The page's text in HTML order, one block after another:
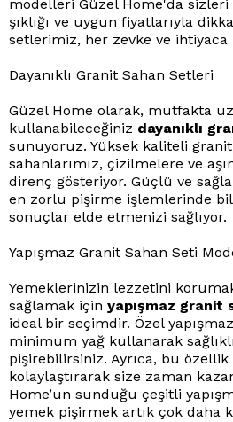
modelleri Güzel Home'da sizleri
şıklığı ve uygun fiyatlarıyla
setlerimiz, her zevke ve ihtiyaca
Dayanıklı Granit Sahan Setleri
Güzel Home olarak, mutfakta
kullanabileceğiniz dayanıklı
sunuyoruz. Yüksek kaliteli
sahanlarımız, çizilmelere ve
direnç gösteriyor. Güçlü ve
en zorlu pişirme işlemlerinde
sonuçlar elde etmenizi sağlıyor.
Yapışmaz Granit Sahan Seti
Yemeklerinizin lezzetini
sağlamak için yapışmaz granit
ideal bir seçimdir. Özel
minimum yağ kullanarak
pişirebilirsiniz. Ayrıca, bu
kolaylaştırarak size zaman
Home’un sunduğu çeşitli
yemek pişirmek artık çok daha